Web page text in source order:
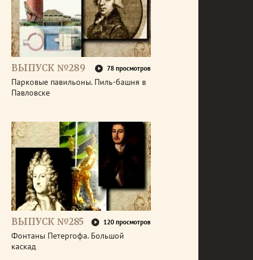
ВЫПУСК №289 78 просмотров
Парковые павильоны. Пиль-башня в
Павловске
ВЫПУСК №285 120 просмотров
Фонтаны Петергофа. Большой
каскад